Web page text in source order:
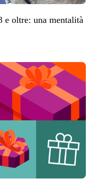
e oltre: una mentalità